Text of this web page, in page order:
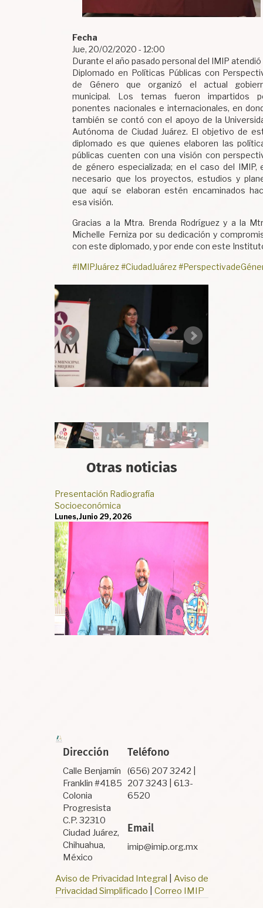
Fecha
Jue, 20/02/2020 - 12:00
Durante el año pasado personal del IMIP atendió
Diplomado en Políticas Públicas con
de Género que organizó el actual
municipal. Los temas fueron impartidos
ponentes nacionales e internacionales, en
también se contó con el apoyo de la
Autónoma de Ciudad Juárez. El objetivo de
diplomado es que quienes elaboren las
públicas cuenten con una visión con
de género especializada; en el caso del IMIP,
necesario que los proyectos, estudios y
que aquí se elaboran estén encaminados
esa visión.
Gracias a la Mtra. Brenda Rodríguez y a la
Michelle Ferniza por su dedicación y
con este diplomado, y por ende con este
#IMIPJuárez #CiudadJuárez
Otras noticias
Presentación Radiografía
Socioeconómica
Lunes, Junio 29, 2026
Dirección
Calle Benjamín
Franklin #4185
Colonia
Progresista
C.P. 32310
Ciudad Juárez,
Chihuahua,
México
Teléfono
(656) 207 3242 |
207 3243 | 613-
6520
Email
imip@imip.org.mx
Aviso de Privacidad Integral
Aviso de
Privacidad Simplificado
Correo IMIP